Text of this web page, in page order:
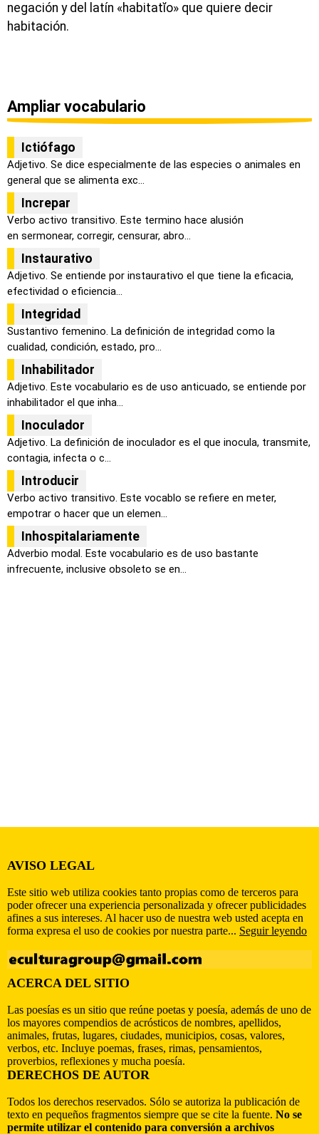
negación y del latín «habitatĭo» que quiere decir
habitación.
Ampliar vocabulario
Ictiófago
Adjetivo. Se dice especialmente de las especies o animales en
general que se alimenta exc...
Increpar
Verbo activo transitivo. Este termino hace alusión
en sermonear, corregir, censurar, abro...
Instaurativo
Adjetivo. Se entiende por instaurativo el que tiene la eficacia,
efectividad o eficiencia...
Integridad
Sustantivo femenino. La definición de integridad como la
cualidad, condición, estado, pro...
Inhabilitador
Adjetivo. Este vocabulario es de uso anticuado, se entiende por
inhabilitador el que inha...
Inoculador
Adjetivo. La definición de inoculador es el que inocula, transmite,
contagia, infecta o c...
Introducir
Verbo activo transitivo. Este vocablo se refiere en meter,
empotrar o hacer que un elemen...
Inhospitalariamente
Adverbio modal. Este vocabulario es de uso bastante
infrecuente, inclusive obsoleto se en...
AVISO LEGAL
Este sitio web utiliza cookies tanto propias como de terceros para
poder ofrecer una experiencia personalizada y ofrecer publicidades
afines a sus intereses. Al hacer uso de nuestra web usted acepta en
forma expresa el uso de cookies por nuestra parte... Seguir leyendo
ACERCA DEL SITIO
Las poesías es un sitio que reúne poetas y poesía, además de uno de
los mayores compendios de acrósticos de nombres, apellidos,
animales, frutas, lugares, ciudades, municipios, cosas, valores,
verbos, etc. Incluye poemas, frases, rimas, pensamientos,
proverbios, reflexiones y mucha poesía.
DERECHOS DE AUTOR
Todos los derechos reservados. Sólo se autoriza la publicación de
texto en pequeños fragmentos siempre que se cite la fuente. No se
permite utilizar el contenido para conversión a archivos